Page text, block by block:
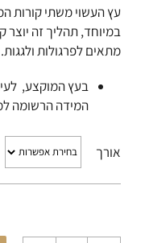
עץ העשוי משתי קורות
במיוחד, תהליך זה יוצר
מתאים לפרגולות ולגגות.
בעץ המוקצע,
המידה הרשומה
אורך